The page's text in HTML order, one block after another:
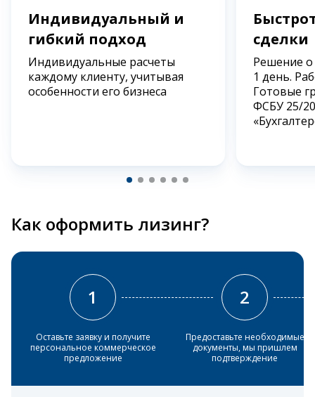
Индивидуальный и
гибкий подход
Индивидуальные расчеты
каждому клиенту, учитывая
особенности его бизнеса
сделки
Решение
1 день.
Готовые
ФСБУ 25/
Как оформить лизинг?
1
Оставьте заявку и получите
персональное коммерческое
предложение
2
Предоставьте необходимые
документы, мы пришлем
подтверждение